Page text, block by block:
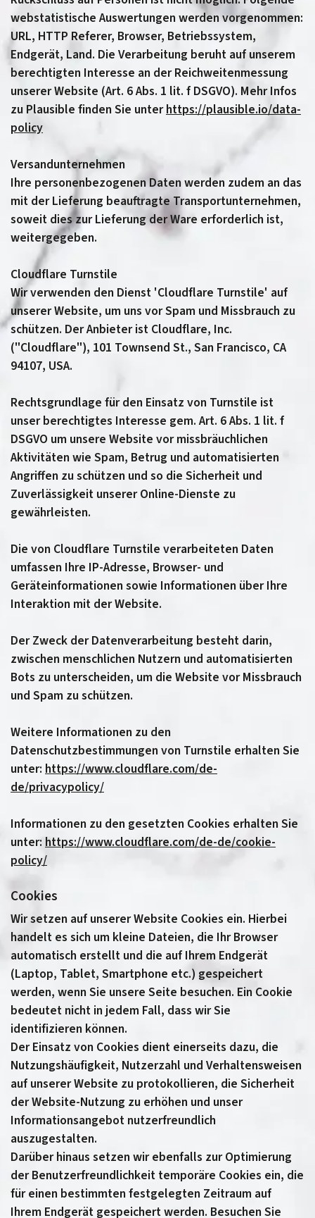
webstatistische Auswertungen werden vorgenommen:
URL, HTTP Referer, Browser, Betriebssystem,
Endgerät, Land. Die Verarbeitung beruht auf unserem
berechtigten Interesse an der Reichweitenmessung
unserer Website (Art. 6 Abs. 1 lit. f DSGVO). Mehr Infos
zu Plausible finden Sie unterhttps://plausible.io/data-
policy
Versandunternehmen
Ihre personenbezogenen Daten werden zudem an das
mit der Lieferung beauftragte Transportunternehmen,
soweit dies zur Lieferung der Ware erforderlich ist,
weitergegeben.
Cloudflare Turnstile
Wir verwenden den Dienst 'Cloudflare Turnstile' auf
unserer Website, um uns vor Spam und Missbrauch zu
schützen. Der Anbieter ist Cloudflare, Inc.
("Cloudflare"), 101 Townsend St., San Francisco, CA
94107, USA.
Rechtsgrundlage für den Einsatz von Turnstile ist
unser berechtigtes Interesse gem. Art. 6 Abs. 1 lit. f
DSGVO um unsere Website vor missbräuchlichen
Aktivitäten wie Spam, Betrug und automatisierten
Angriffen zu schützen und so die Sicherheit und
Zuverlässigkeit unserer Online-Dienste zu
gewährleisten.
Die von Cloudflare Turnstile verarbeiteten Daten
umfassen Ihre IP-Adresse, Browser- und
Geräteinformationen sowie Informationen über Ihre
Interaktion mit der Website.
Der Zweck der Datenverarbeitung besteht darin,
zwischen menschlichen Nutzern und automatisierten
Bots zu unterscheiden, um die Website vor Missbrauch
und Spam zu schützen.
Weitere Informationen zu den
Datenschutzbestimmungen von Turnstile erhalten Sie
unter: https://www.cloudflare.com/de-
de/privacypolicy/
Informationen zu den gesetzten Cookies erhalten Sie
unter: https://www.cloudflare.com/de-de/cookie-
policy/
Cookies
Wir setzen auf unserer Website Cookies ein. Hierbei
handelt es sich um kleine Dateien, die Ihr Browser
automatisch erstellt und die auf Ihrem Endgerät
(Laptop, Tablet, Smartphone etc.) gespeichert
werden, wenn Sie unsere Seite besuchen. Ein Cookie
bedeutet nicht in jedem Fall, dass wir Sie
identifizieren können.
Der Einsatz von Cookies dient einerseits dazu, die
Nutzungshäufigkeit, Nutzerzahl und Verhaltensweisen
auf unserer Website zu protokollieren, die Sicherheit
der Website-Nutzung zu erhöhen und unser
Informationsangebot nutzerfreundlich
auszugestalten.
Darüber hinaus setzen wir ebenfalls zur Optimierung
der Benutzerfreundlichkeit temporäre Cookies ein, die
für einen bestimmten festgelegten Zeitraum auf
Ihrem Endgerät gespeichert werden. Besuchen Sie